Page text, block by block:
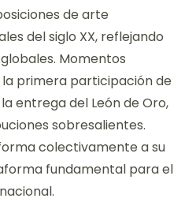
de arte
del siglo XX, reflejando
Momentos
primera participación de
entrega del León de Oro,
sobresalientes.
colectivamente a su
fundamental para el